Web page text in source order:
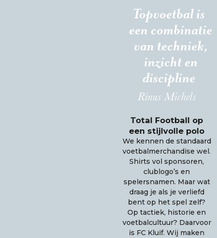
Topvoetbal is
een combinatie
van techniek,
inzicht en
discipline
Rinus Michels
Total Football op
een stijlvolle polo
We kennen de standaard
voetbalmerchandise wel.
Shirts vol sponsoren,
clublogo’s en
spelersnamen. Maar wat
draag je als je verliefd
bent op het spel zelf?
Op tactiek, historie en
voetbalcultuur? Daarvoor
is FC Kluif. Wij maken